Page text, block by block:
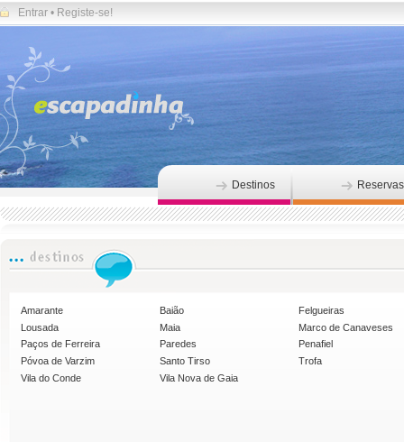
Entrar • Registe-se!
Destinos Reservas
Amarante Baião
Felgueiras
Lousada
Maia
Marco de Canaveses
Paços de Ferreira
Paredes
Penafiel
Póvoa de Varzim
Santo Tirso
Trofa
Vila do Conde
Vila Nova de Gaia